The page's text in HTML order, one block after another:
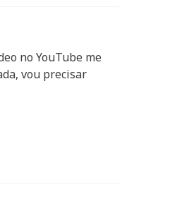
no YouTube me
vou precisar